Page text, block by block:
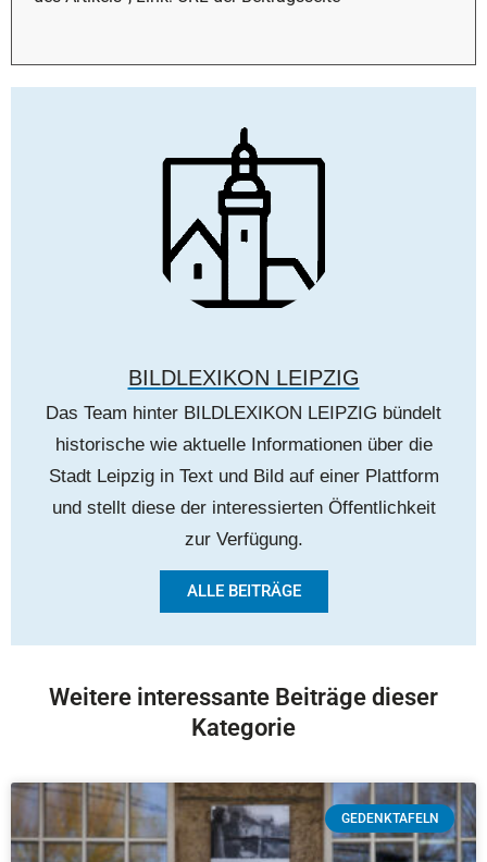
BILDLEXIKON LEIPZIG
Das Team hinter BILDLEXIKON LEIPZIG bündelt
historische wie aktuelle Informationen über die
Stadt Leipzig in Text und Bild auf einer Plattform
und stellt diese der interessierten Öffentlichkeit
zur Verfügung.
ALLE BEITRÄGE
Weitere interessante Beiträge dieser
Kategorie
GEDENKTAFELN